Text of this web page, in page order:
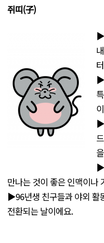
쥐띠(子)
만나는 것이 좋은 인맥이나
▶96년생 친구들과 야외 활
전환되는 날이에요.